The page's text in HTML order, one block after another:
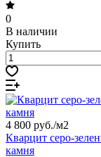
0
В наличии
Купить
4 800 руб./м2
Кварцит серо-
камня